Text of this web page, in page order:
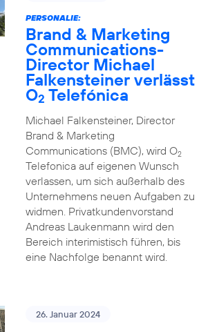
PERSONALIE:
Brand & Marketing
Communications-
Director Michael
Falkensteiner verlässt
O2 Telefónica
Michael Falkensteiner, Director
Brand & Marketing
Communications (BMC), wird O2
Telefonica auf eigenen Wunsch
verlassen, um sich außerhalb des
Unternehmens neuen Aufgaben zu
widmen. Privatkundenvorstand
Andreas Laukenmann wird den
Bereich interimistisch führen, bis
eine Nachfolge benannt wird.
26. Januar 2024